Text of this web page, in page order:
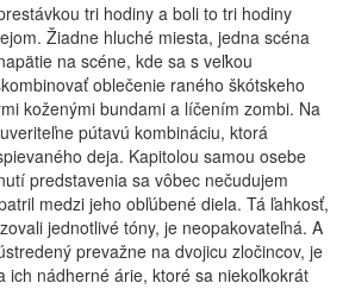
tri hodiny a boli to tri hodiny
Žiadne hluché miesta, jedna scéna
na scéne, kde sa s veľkou
oblečenie raného škótskeho
koženými bundami a líčením zombi. Na
pútavú kombináciu, ktorá
deja. Kapitolou samou osebe
predstavenia sa vôbec nečudujem
medzi jeho obľúbené diela. Tá ľahkosť,
jednotlivé tóny, je neopakovateľná. A
prevažne na dvojicu zločincov, je
ich nádherné árie, ktoré sa niekoľkokrát